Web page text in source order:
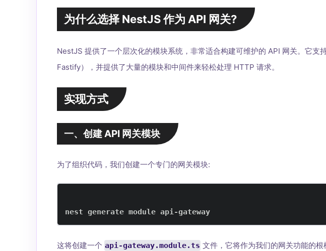
为什么选择 NestJS 作为 API 网关?
NestJS 提供了一个层次化的模块系统，非常适合构建可维护的 API 网关。它
Fastify），并提供了大量的模块和中间件来轻松处理 HTTP 请求。
实现方式
一、创建 API 网关模块
为了组织代码，我们创建一个专门的网关模块:
nest generate module api-gateway
这将创建一个 api-gateway.module.ts 文件，它将作为我们的网关功能的根